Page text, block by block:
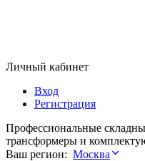
Личный кабинет
Вход
Регистрация
Профессиональные
трансформеры и
Ваш регион: Москва